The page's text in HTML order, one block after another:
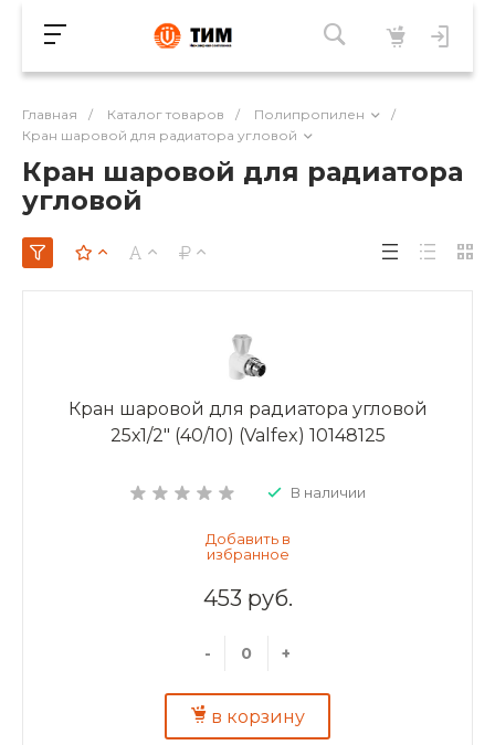
Главная / Каталог товаров / Полипропилен
/
Кран шаровой для радиатора угловой
Кран шаровой для радиатора
угловой
Кран шаровой для радиатора угловой
25х1/2" (40/10) (Valfex) 10148125
В наличии
453 руб.
- +
в корзину